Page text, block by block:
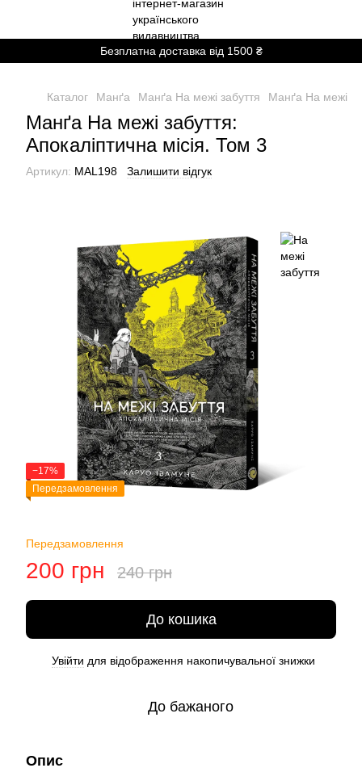
Безплатна доставка від 1500 ₴
Каталог Манґа Манґа На межі забуття Манґа На межі
Манґа На межі забуття:
Апокаліптична місія. Том 3
Артикул: MAL198 Залишити відгук
−17%
Передзамовлення
Передзамовлення
200 грн 240 грн
До кошика
Увійти для відображення накопичувальної знижки
До бажаного
Опис